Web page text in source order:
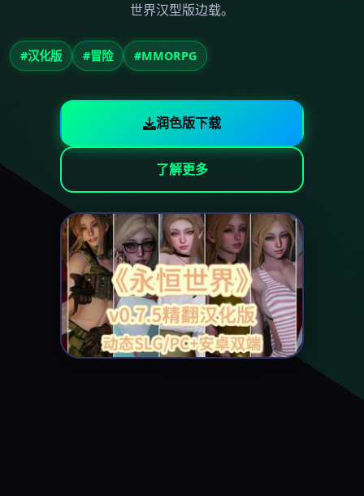
世界汉型版边载。
#汉化版 #冒险 #MMORPG
润色版下载
了解更多